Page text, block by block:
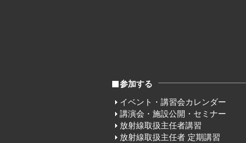
参加する
イベント・講習会カレンダー
講演会・施設公開・セミナー
放射線取扱主任者講習
放射線取扱主任者 定期講習